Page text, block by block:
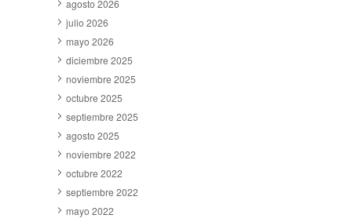
agosto 2026
julio 2026
mayo 2026
diciembre 2025
noviembre 2025
octubre 2025
septiembre 2025
agosto 2025
noviembre 2022
octubre 2022
septiembre 2022
mayo 2022